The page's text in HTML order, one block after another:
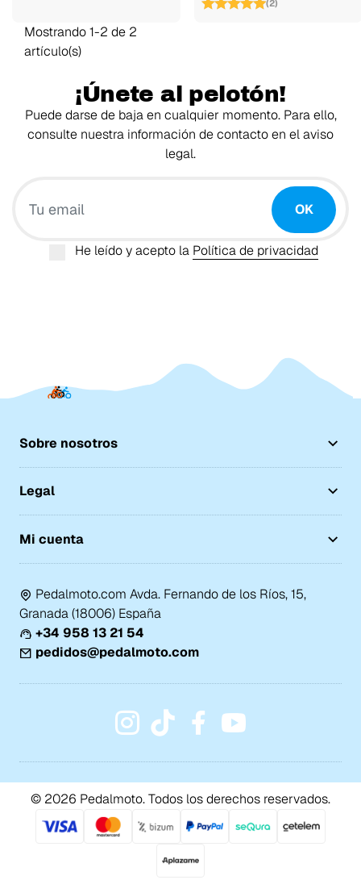
(2)
Mostrando 1-2 de 2
artículo(s)
¡Únete al pelotón!
Puede darse de baja en cualquier momento. Para ello,
consulte nuestra información de contacto en el aviso
legal.
OK
He leído y acepto la Política de privacidad
Sobre nosotros
Legal
Mi cuenta
Pedalmoto.com Avda. Fernando de los Ríos, 15,
Granada (18006) España
+34 958 13 21 54
pedidos@pedalmoto.com
© 2026 Pedalmoto. Todos los derechos reservados.